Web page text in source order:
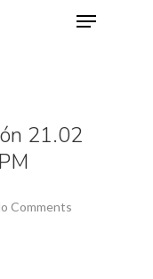
21.02
Comments